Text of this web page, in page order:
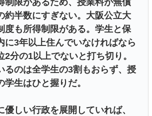
制限があるため、授業料が無償
約半数にすぎない。大阪公立大
度も所得制限がある。学生と保
に3年以上住んでいなければなら
2分の1以上でないと打ち切り。
るのは全学生の3割もおらず、授
生はひと握りだ。
しい行政を展開していれば、